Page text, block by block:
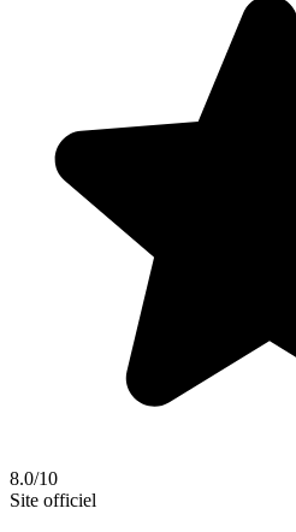
8.0/10
Site officiel